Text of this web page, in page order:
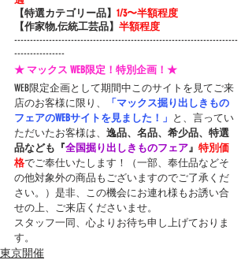
【特選カテゴリー品】 1/3〜半額程度
【作家物,伝統工芸品】 半額程度
-----------------------------------------------------------------------
----------------
★ マックス WEB限定！特別企画！★
WEB限定企画として期間中このサイトを見てご来
店のお客様に限り、
「マックス掘り出しきもの
フェアのWEBサイトを見ました！」 と、言ってい
ただいたお客様は、 逸品、名品、希少品、特選
品なども『全国掘り出しきものフェア 』 特別価
格でご奉仕いたします！（一部、奉仕品などそ
の他対象外の商品もございますのでご了承くだ
さい。）是非、この機会にお連れ様もお誘い合
せの上、ご来店くださいませ。
スタッフ一同、心よりお待ち申し上げておりま
す。
東京開催